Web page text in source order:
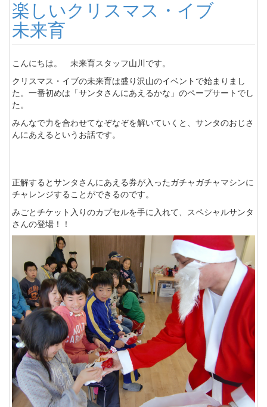
楽しいクリスマス・イブ
未来育
こんにちは。 未来育スタッフ山川です。
クリスマス・イブの未来育は盛り沢山のイベントで始まりまし
た。一番初めは「サンタさんにあえるかな」のペープサートでし
た。
みんなで力を合わせてなぞなぞを解いていくと、サンタのおじさ
んにあえるというお話です。
正解するとサンタさんにあえる券が入ったガチャガチャマシンに
チャレンジすることができるのです。
みごとチケット入りのカプセルを手に入れて、スペシャルサンタ
さんの登場！！